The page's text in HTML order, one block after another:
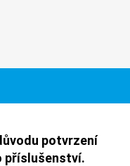
potvrzení
příslušenství.